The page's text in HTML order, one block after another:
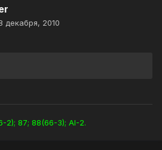
декабря, 2010
2); 87; 88(66-3); AI-2.